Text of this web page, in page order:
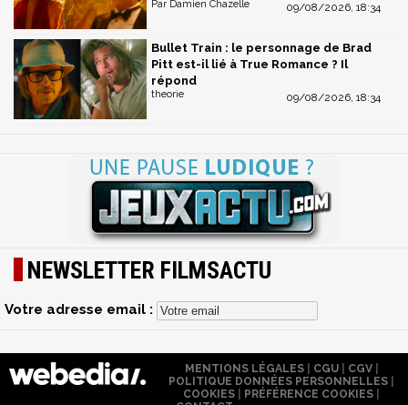
09/08/2026, 18:34
Par Damien Chazelle
Bullet Train : le personnage de Brad
Pitt est-il lié à True Romance ? Il
répond
09/08/2026, 18:34
theorie
NEWSLETTER FILMSACTU
Votre adresse email :
MENTIONS LÉGALES| CGU| CGV|
POLITIQUE DONNÉES PERSONNELLES
COOKIES
PRÉFÉRENCE COOKIES